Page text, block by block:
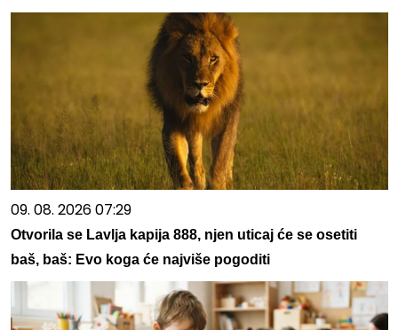
09. 08. 2026 07:29
Otvorila se Lavlja kapija 888, njen uticaj će se osetiti
baš, baš: Evo koga će najviše pogoditi